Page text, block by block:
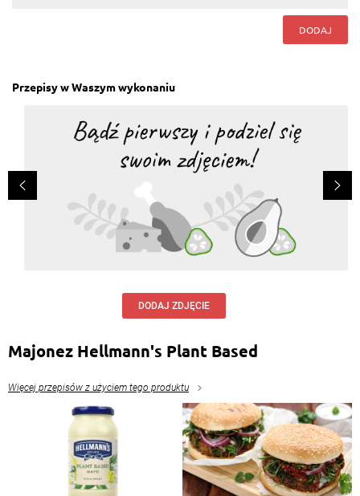
DODAJ
Przepisy w Waszym wykonaniu
DODAJ ZDJĘCIE
Majonez Hellmann's Plant Based
Więcej przepisów z użyciem tego produktu